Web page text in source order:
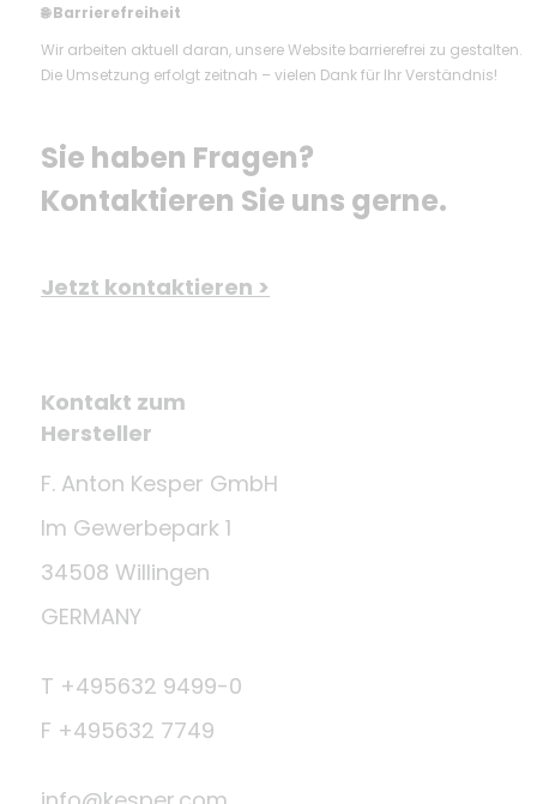
🌐Barrierefreiheit
Wir arbeiten aktuell daran, unsere Website barrierefrei zu gestalten.
Die Umsetzung erfolgt zeitnah – vielen Dank für Ihr Verständnis!
Sie haben Fragen?
Kontaktieren Sie uns gerne.
Jetzt kontaktieren >
Kontakt zum
Hersteller
F. Anton Kesper GmbH
Im Gewerbepark 1
34508 Willingen
GERMANY
T +495632 9499-0
F +495632 7749